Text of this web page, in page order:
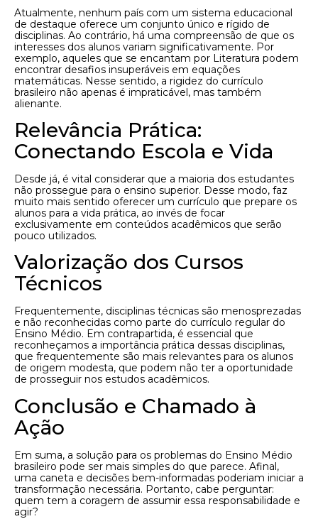
Atualmente, nenhum país com um sistema educacional
de destaque oferece um conjunto único e rígido de
disciplinas. Ao contrário, há uma compreensão de que os
interesses dos alunos variam significativamente. Por
exemplo, aqueles que se encantam por Literatura podem
encontrar desafios insuperáveis em equações
matemáticas. Nesse sentido, a rigidez do currículo
brasileiro não apenas é impraticável, mas também
alienante.
Relevância Prática:
Conectando Escola e Vida
Desde já, é vital considerar que a maioria dos estudantes
não prossegue para o ensino superior. Desse modo, faz
muito mais sentido oferecer um currículo que prepare os
alunos para a vida prática, ao invés de focar
exclusivamente em conteúdos acadêmicos que serão
pouco utilizados.
Valorização dos Cursos
Técnicos
Frequentemente, disciplinas técnicas são menosprezadas
e não reconhecidas como parte do currículo regular do
Ensino Médio. Em contrapartida, é essencial que
reconheçamos a importância prática dessas disciplinas,
que frequentemente são mais relevantes para os alunos
de origem modesta, que podem não ter a oportunidade
de prosseguir nos estudos acadêmicos.
Conclusão e Chamado à
Ação
Em suma, a solução para os problemas do Ensino Médio
brasileiro pode ser mais simples do que parece. Afinal,
uma caneta e decisões bem-informadas poderiam iniciar a
transformação necessária. Portanto, cabe perguntar:
quem tem a coragem de assumir essa responsabilidade e
agir?